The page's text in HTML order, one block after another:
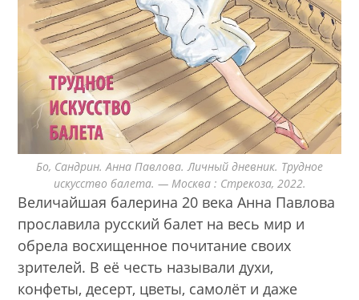
Бо, Сандрин. Анна Павлова. Личный дневник. Трудное
искусство балета. — Москва : Стрекоза, 2022.
Величайшая балерина 20 века Анна Павлова
прославила русский балет на весь мир и
обрела восхищенное почитание своих
зрителей. В её честь называли духи,
конфеты, десерт, цветы, самолёт и даже